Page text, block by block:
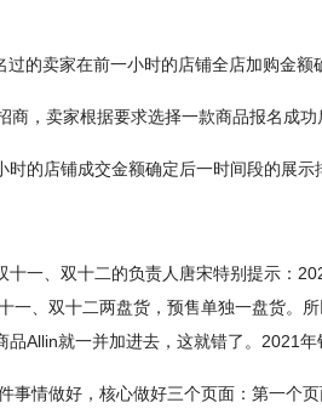
的卖家在前一小时的店铺全店加购金额
，卖家根据要求选择一款商品报名成功
的店铺成交金额确定后一时间段的展示
十一、双十二的负责人唐宋特别提示：
、双十二两盘货，预售单独一盘货。
Allin就一并加进去，这就错了。2021
情做好，核心做好三个页面：第一个